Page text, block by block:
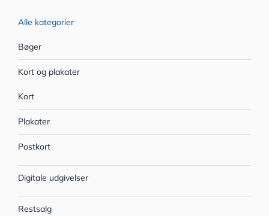
Alle kategorier
Bøger
Kort og plakater
Kort
Plakater
Postkort
Digitale udgivelser
Restsalg